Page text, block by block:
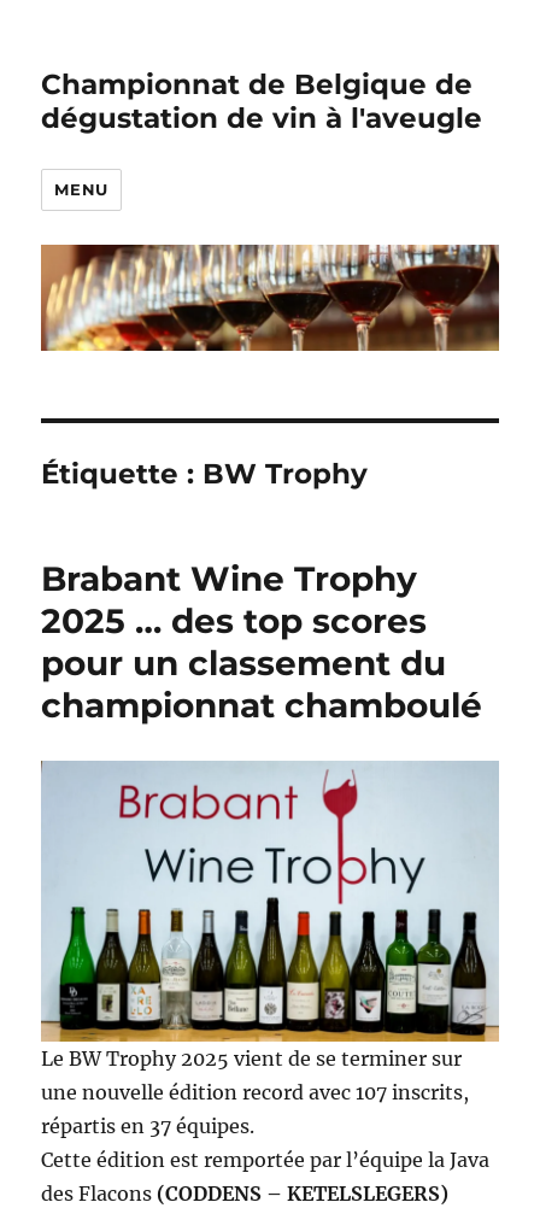
Championnat de Belgique de
dégustation de vin à l'aveugle
MENU
Étiquette : BW Trophy
Brabant Wine Trophy
2025 … des top scores
pour un classement du
championnat chamboulé
Le BW Trophy 2025 vient de se terminer sur
une nouvelle édition record avec 107 inscrits,
répartis en 37 équipes.
Cette édition est remportée par l’équipe la Java
des Flacons (CODDENS – KETELSLEGERS)